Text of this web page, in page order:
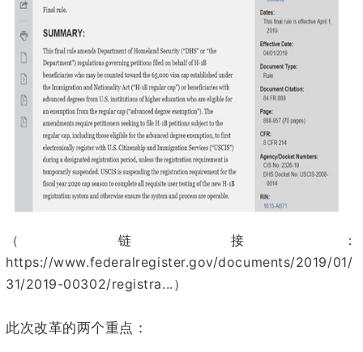
（链接：
https://www.federalregister.gov/documents/2019/01/
31/2019-00302/registra... ）
此次改革的两个重点：